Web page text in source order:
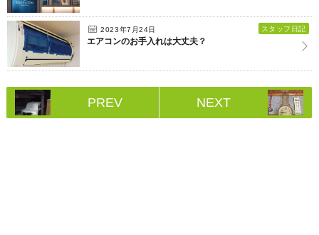
2023年7月24日 スタッフ日記
エアコンのお手入れは大丈夫？
PREV NEXT